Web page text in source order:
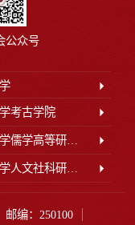
公众号
考古学院
山东大学儒学高等研究院
山东大学人文社科研究院
邮编：250100